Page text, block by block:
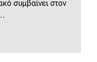
συμβαίνει στον